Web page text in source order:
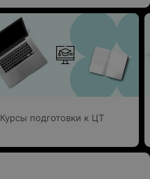
Курсы подготовки к ЦТ